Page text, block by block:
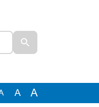
A A